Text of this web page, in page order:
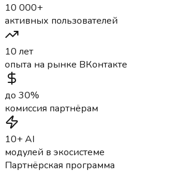
10 000+
активных пользователей
10 лет
опыта на рынке ВКонтакте
до 30%
комиссия партнёрам
10+ AI
модулей в экосистеме
Партнёрская программа